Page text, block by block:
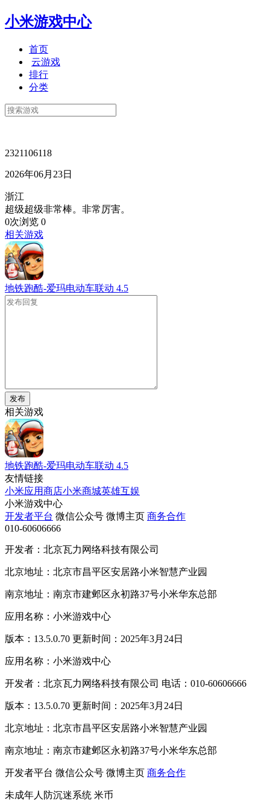
小米游戏中心
首页
云游戏
排行
分类
2321106118
2026年06月23日
浙江
超级超级非常棒。非常厉害。
0次浏览 0
相关游戏
地铁跑酷-爱玛电动车联动 4.5
发布
相关游戏
地铁跑酷-爱玛电动车联动 4.5
友情链接
小米应用商店小米商城英雄互娱
小米游戏中心
开发者平台 微信公众号 微博主页 商务合作
010-60606666
开发者：北京瓦力网络科技有限公司
北京地址：北京市昌平区安居路小米智慧产业园
南京地址：南京市建邺区永初路37号小米华东总部
应用名称：小米游戏中心
版本：13.5.0.70 更新时间：2025年3月24日
应用名称：小米游戏中心
开发者：北京瓦力网络科技有限公司 电话：010-60606666
版本：13.5.0.70 更新时间：2025年3月24日
北京地址：北京市昌平区安居路小米智慧产业园
南京地址：南京市建邺区永初路37号小米华东总部
开发者平台 微信公众号 微博主页 商务合作
未成年人防沉迷系统 米币